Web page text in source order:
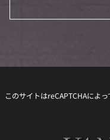
このサイトはreCAPTCHAによ